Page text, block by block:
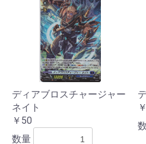
ディアブロスチャージャー
ネイト
￥50
数量